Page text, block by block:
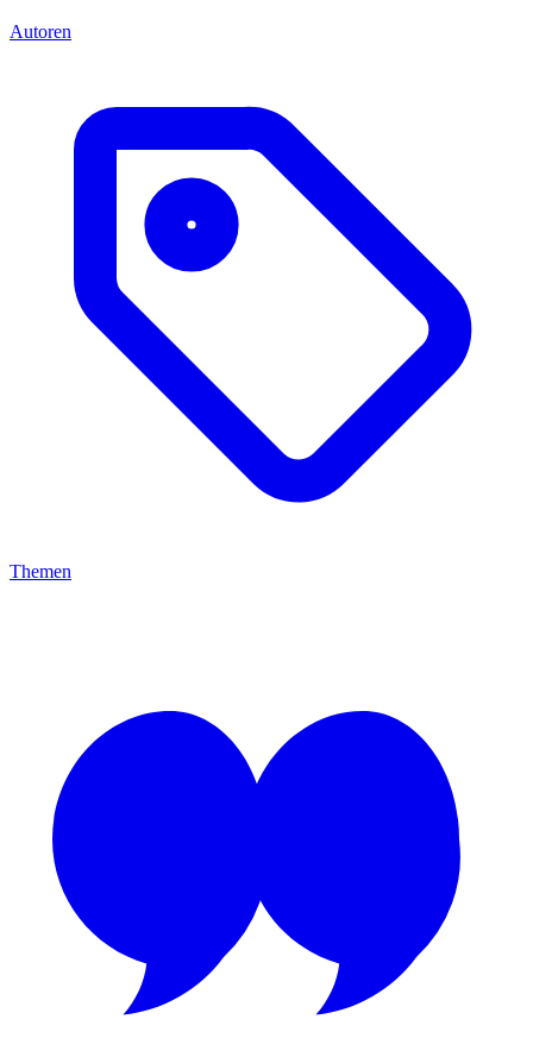
Autoren
Themen